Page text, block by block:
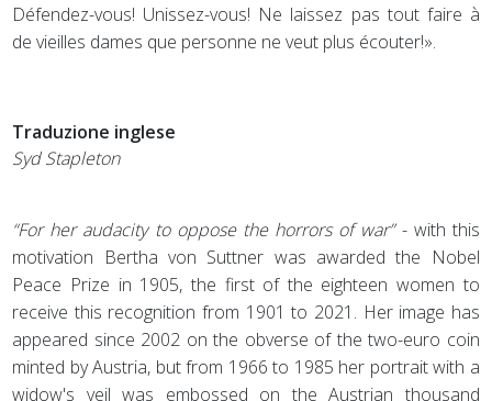
Défendez-vous! Unissez-vous! Ne laissez pas tout faire à
de vieilles dames que personne ne veut plus écouter!».
Traduzione inglese
Syd Stapleton
“For her audacity to oppose the horrors of war”- with this
motivation Bertha von Suttner was awarded the Nobel
Peace Prize in 1905, the first of the eighteen women to
receive this recognition from 1901 to 2021. Her image has
appeared since 2002 on the obverse of the two-euro coin
minted by Austria, but from 1966 to 1985 her portrait with a
widow's veil was embossed on the Austrian thousand